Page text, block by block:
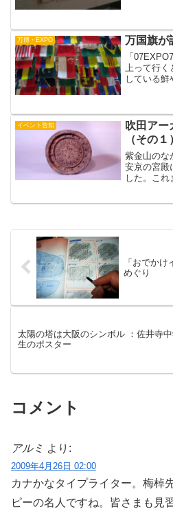
ョーが飛
箸！お店の
万博・EXPO 万国旗が
「
上って行く
している
時以来では
ム」の白井
イベント告知
吹田アー
（その１
紫金山のな
安京の宮殿
した。これ
「おでか
めぐり
太陽の塔は大阪のシンボル ：佐井寺
生のポスター
コメント
アルミ より:
2009年4月26日 02:00
カナかなタイプライター。梅棹
ピーの名人ですね。皆さまも見